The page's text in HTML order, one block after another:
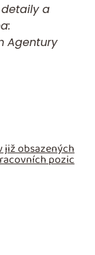
a
Agentury
již obsazených
pozic